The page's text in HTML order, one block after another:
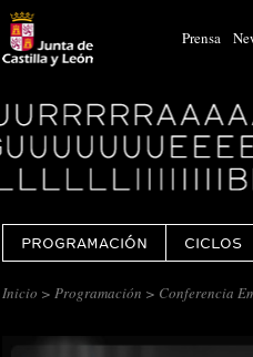
Prensa
Logo
Centro
Cultural
Miguel
Delibes
PROGRAMACIÓN CICLOS
Inicio > Programación > Conferencia